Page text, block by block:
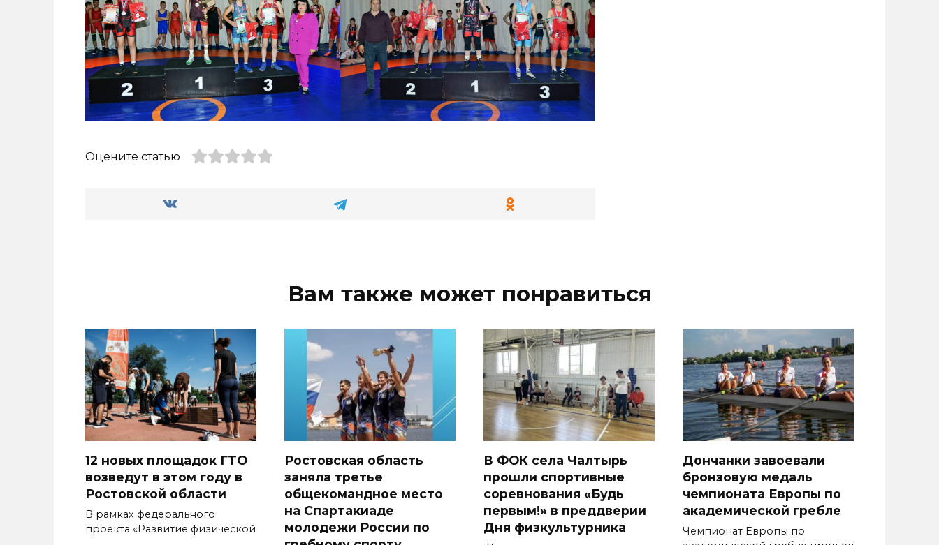
Оцените статью
Вам также может понравиться
12 новых площадок ГТО
возведут в этом году в
Ростовской области
В рамках федерального
проекта «Развитие физической
Ростовская область
заняла третье
общекомандное место
на Спартакиаде
молодежи России по
В ФОК села Чалтырь
прошли спортивные
соревнования «Будь
первым!» в преддверии
Дня физкультурника
Дончанки завоевали
бронзовую медаль
чемпионата Европы по
академической гребле
Чемпионат Европы по